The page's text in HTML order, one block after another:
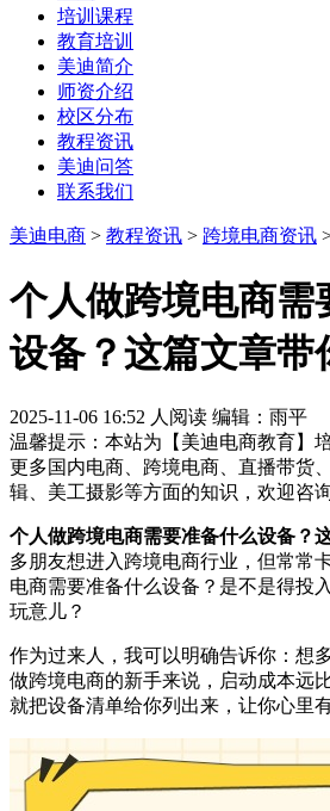
培训课程
教育培训
美迪简介
师资介绍
校区分布
教程资讯
美迪问答
联系我们
美迪电商 > 教程资讯 > 跨境电商资讯
个人做跨境电商需
设备？这篇文章带
2025-11-06 16:52 人阅读 编辑：雨平
温馨提示：本站为【美迪电商教育】
更多国内电商、跨境电商、直播带货
辑、美工摄影等方面的知识，欢迎咨
个人做跨境电商需要准备什么设备？
多朋友想进入跨境电商行业，但常常
电商需要准备什么设备？是不是得投
玩意儿？
作为过来人，我可以明确告诉你：想
做跨境电商的新手来说，启动成本远
就把设备清单给你列出来，让你心里有